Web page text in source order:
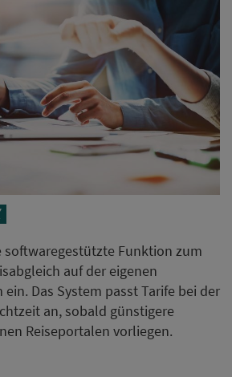
softwaregestützte Funktion zum
auf der eigenen
Das System passt Tarife bei der
an, sobald günstigere
Reiseportalen vorliegen.